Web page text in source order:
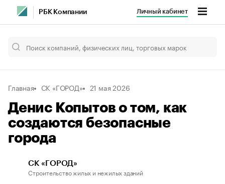
РБК Компании Личный кабинет
Главная СК «ГОРОД» 21 мая 2026
Денис Копытов о том, как
создаются безопасные
города
СК «ГОРОД»
Строительство жилых и нежилых зданий